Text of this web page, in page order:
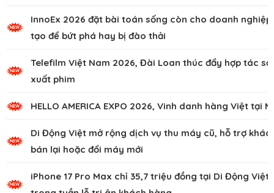
InnoEx 2026 đặt bài toán sống còn cho doanh
tạo để bứt phá hay bị đào thải
Telefilm Việt Nam 2026, Đài Loan thúc đẩy hợp tác
xuất phim
HELLO AMERICA EXPO 2026, Vinh danh hàng Việt tại
Di Động Việt mở rộng dịch vụ thu máy cũ, hỗ trợ
bán lại hoặc đổi máy mới
iPhone 17 Pro Max chỉ 35,7 triệu đồng tại Di Động Việt